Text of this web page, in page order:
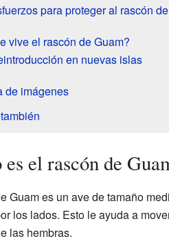
para proteger al rascón
vive el rascón de Guam?
en nuevas islas
de imágenes
es el rascón de
Guam es un ave de tamaño
los lados. Esto le ayuda a
las hembras.